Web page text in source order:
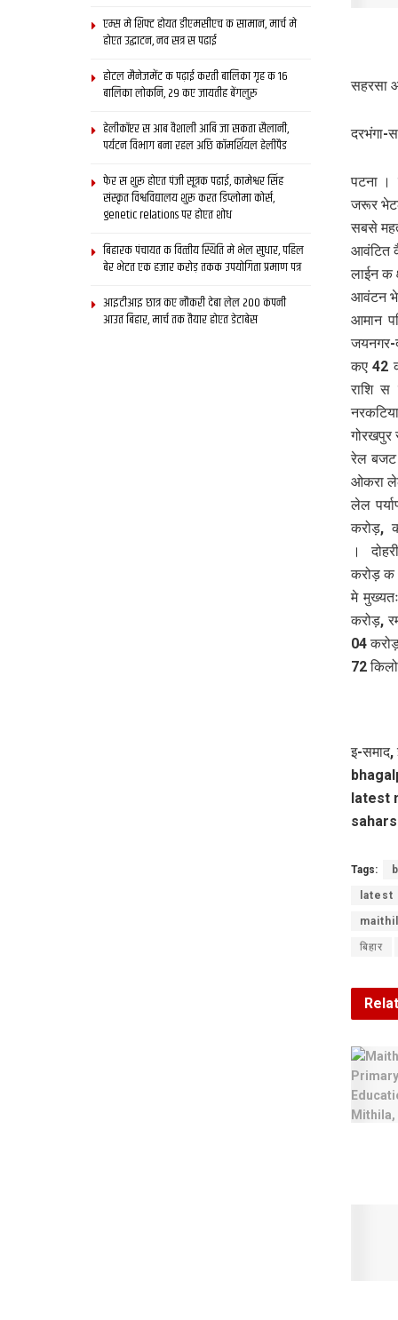
सहरसा
दरभंगा-
पटना ।
जरूर
सबसे
आवंटित
लाईन क
आवंटन
आमान
जयनगर-
कए 42
राशि
गोरखपुर
रेल बजट
ओकरा
लेल
करोड़,
।
करोड़ क
मे
करोड़,
04
72
इ-समाद,
latest
Tags:
latest
बिहार
एम्स मे शिफ्ट होयत डीएमसीएच क सामान, मार्च मे
होएत उद्घाटन, नव सत्र स पढाई
होटल मैनेजमेंट क पढ़ाई करती बालिका गृह क 16
बालिका लोकनि, 29 कए जायतीह बेंगलुरु
हेलीकॉप्टर स आब वैशाली आबि जा सकता सैलानी,
पर्यटन विभाग बना रहल अछि कॉमर्शियल हेलीपैड
फेर स शुरू होएत पंजी सूत्रक पढाई, कामेश्वर सिंह
संस्कृत विश्वविद्यालय शुरू करत डिप्लोमा कोर्स,
genetic relations पर होएत शोध
बिहारक पंचायत क वित्‍तीय स्थिति मे भेल सुधार, पहिल
बेर भेटत एक हजार करोड़ तकक उपयोगिता प्रमाण पत्र
आइटीआइ छात्र कए नौकरी देबा लेल 200 कंपनी
आउत बिहार, मार्च तक तैयार होएत डेटाबेस